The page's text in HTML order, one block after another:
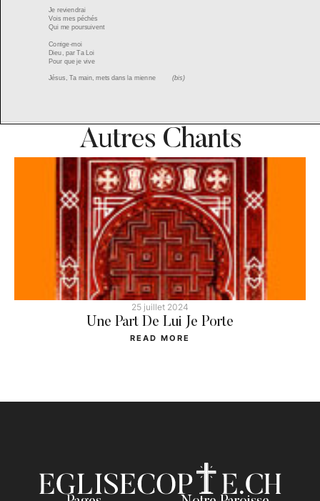
Autres Chants
25 juillet 2024
Une Part De Lui Je Porte
READ MORE